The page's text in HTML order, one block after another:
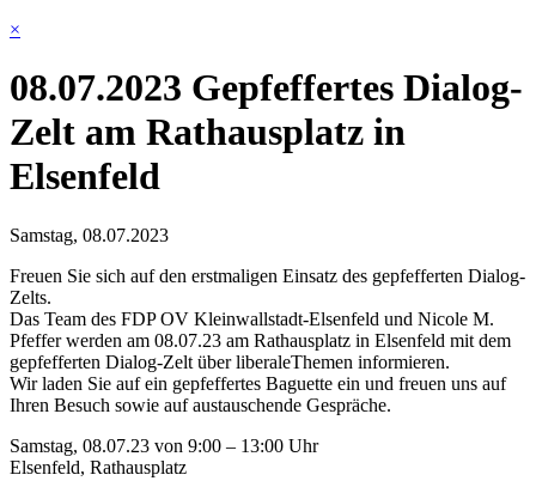
×
08.07.2023 Gepfeffertes Dialog-
Zelt am Rathausplatz in
Elsenfeld
Samstag, 08.07.2023
Freuen Sie sich auf den erstmaligen Einsatz des gepfefferten Dialog-
Zelts.
Das Team des FDP OV Kleinwallstadt-Elsenfeld und Nicole M.
Pfeffer werden am 08.07.23 am Rathausplatz in Elsenfeld mit dem
gepfefferten Dialog-Zelt über liberaleThemen informieren.
Wir laden Sie auf ein gepfeffertes Baguette ein und freuen uns auf
Ihren Besuch sowie auf austauschende Gespräche.
Samstag, 08.07.23 von 9:00 – 13:00 Uhr
Elsenfeld, Rathausplatz